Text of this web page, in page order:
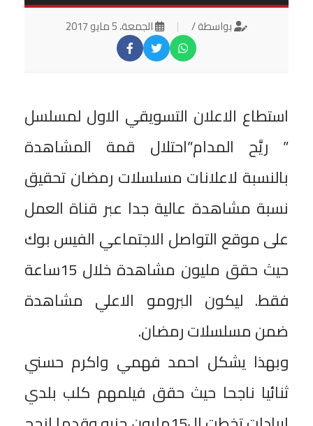
بواسطة / | الجمعة، 5 مايو 2017
استطاع الاعلان التسويقي الاول لمسلسل
” ريَّح المدام”احتلال قمة المشاهدة
بالنسبة لاعلانات مسلسلات رمضان تحقيق
نسبة مشاهدة عالية جدا عبر قناة العمل
على موقع التواصل الاجتماعي الفيس بوك
حيث حقق مليون مشاهدة خلال 15ساعة
فقط. ليكون البرومو الاعلي مشاهدة
ضمن مسلسلات رمضان.
وبهذا يشكل احمد فهمي واكرم حسني
ثنائيا ناجحا حيث حقق فيلمهم كلب بلدي